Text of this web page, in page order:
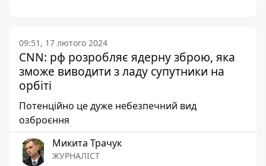
09:51, 17 лютого 2024
CNN: рф розробляє ядерну зброю, яка
зможе виводити з ладу супутники на
орбіті
Потенційно це дуже небезпечний вид
озброєння
Микита Трачук
ЖУРНАЛІСТ